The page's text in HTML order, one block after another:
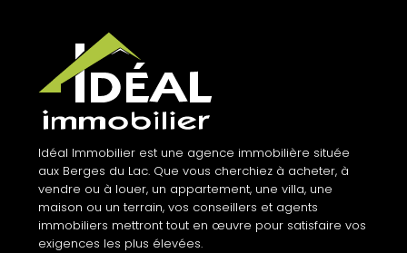
Idéal Immobilier est une agence immobilière située
aux Berges du Lac. Que vous cherchiez à acheter, à
vendre ou à louer, un appartement, une villa, une
maison ou un terrain, vos conseillers et agents
immobiliers mettront tout en œuvre pour satisfaire vos
exigences les plus élevées.